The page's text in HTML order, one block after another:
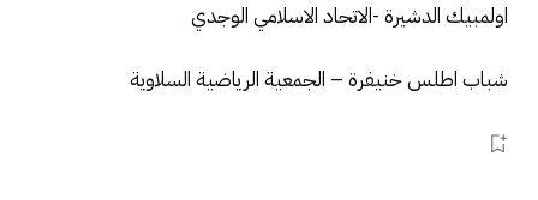
اولمبيك الدشيرة -الاتحاد الاسلامي الوجدي
شباب اطلس خنيفرة – الجمعية الرياضية السلاوية